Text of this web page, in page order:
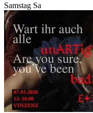
Samstag Sa